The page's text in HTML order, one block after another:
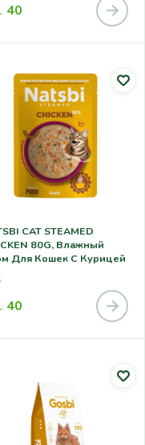
40
CAT STEAMED
80G, Влажный
Для Кошек С Курицей
40